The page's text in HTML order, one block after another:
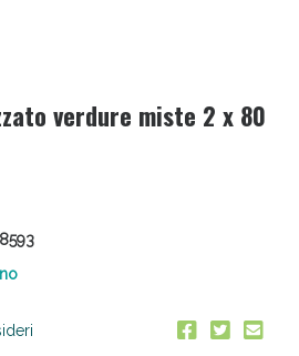
verdure miste 2 x 80
oggi Sconto extra fino al